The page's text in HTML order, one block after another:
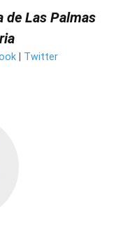
de Las Palmas
| Twitter